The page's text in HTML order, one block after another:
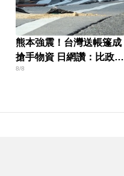
熊本強震！台灣送帳篷成
搶手物資 日網讚：比政府
還快
8/8